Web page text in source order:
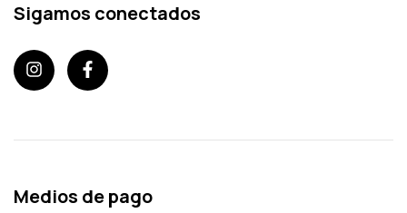
Sigamos conectados
Medios de pago